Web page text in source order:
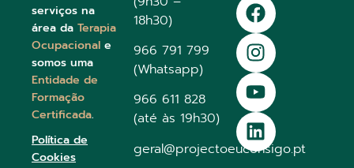
serviços na
área da Terapia
Ocupacional e
somos uma
Entidade de
Formação
Certificada.
Política de
Cookies
18h30)
966 791 799
(Whatsapp)
966 611 828
(até às 19h30)
geral@projectoeuconsigo.pt